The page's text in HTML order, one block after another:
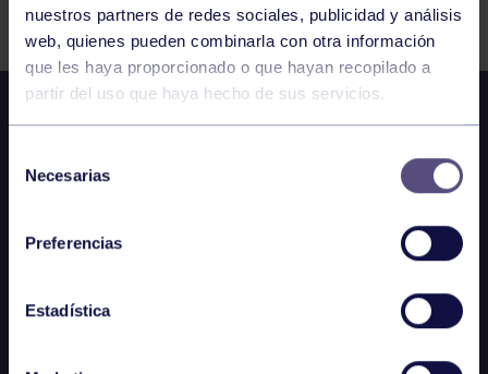
nuestros partners de redes sociales, publicidad y análisis
web, quienes pueden combinarla con otra información
que les haya proporcionado o que hayan recopilado a
partir del uso que haya hecho de sus servicios.
Necesarias
Preferencias
Estadística